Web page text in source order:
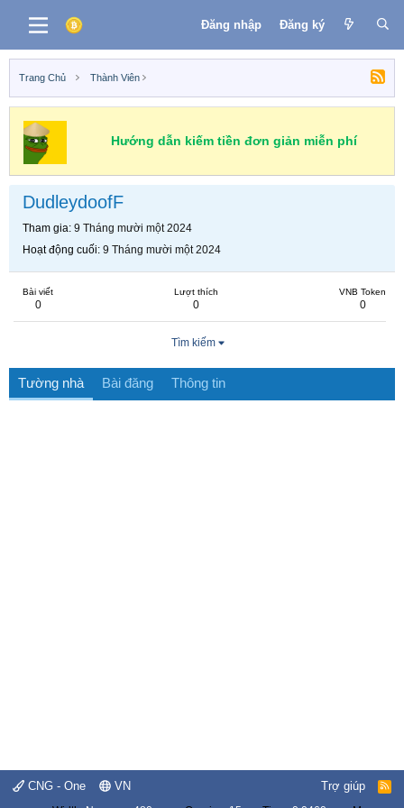
Đăng nhập Đăng ký
Trang Chủ Thành Viên
Hướng dẫn kiếm tiền đơn giản miễn phí
DudleydoofF
Tham gia 9 Tháng mười một 2024
Hoạt động cuối 9 Tháng mười một 2024
Bài viết
0
Lượt thích
0
VNB Token
0
Tìm kiếm
Tường nhà Bài đăng Thông tin
CNG - One VN Trợ giúp
R